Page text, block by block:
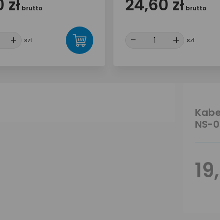
brutto
+ +
szt.
24,60 zł brutto
- + +
szt.
NS-